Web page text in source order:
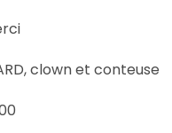
clown et conteuse